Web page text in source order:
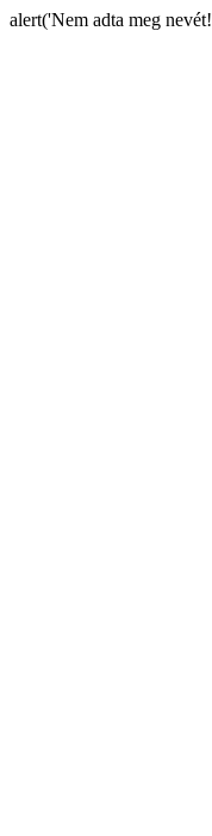
alert('Nem adta meg